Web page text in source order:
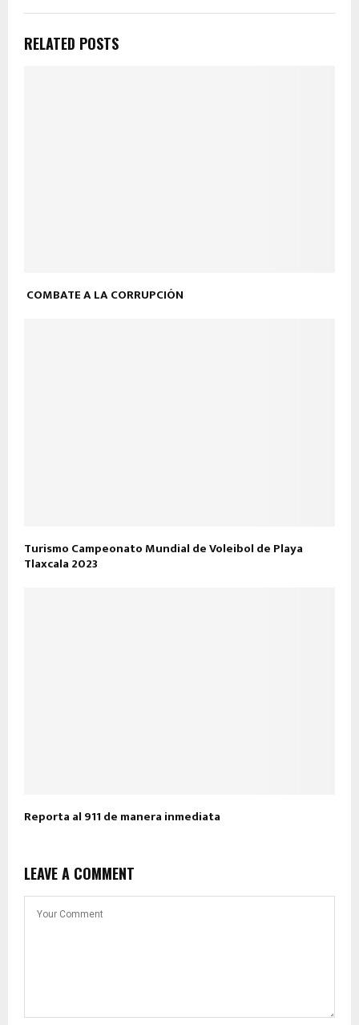
RELATED POSTS
COMBATE A LA CORRUPCIÓN
Turismo Campeonato Mundial de Voleibol de Playa
Tlaxcala 2023
Reporta al 911 de manera inmediata
LEAVE A COMMENT